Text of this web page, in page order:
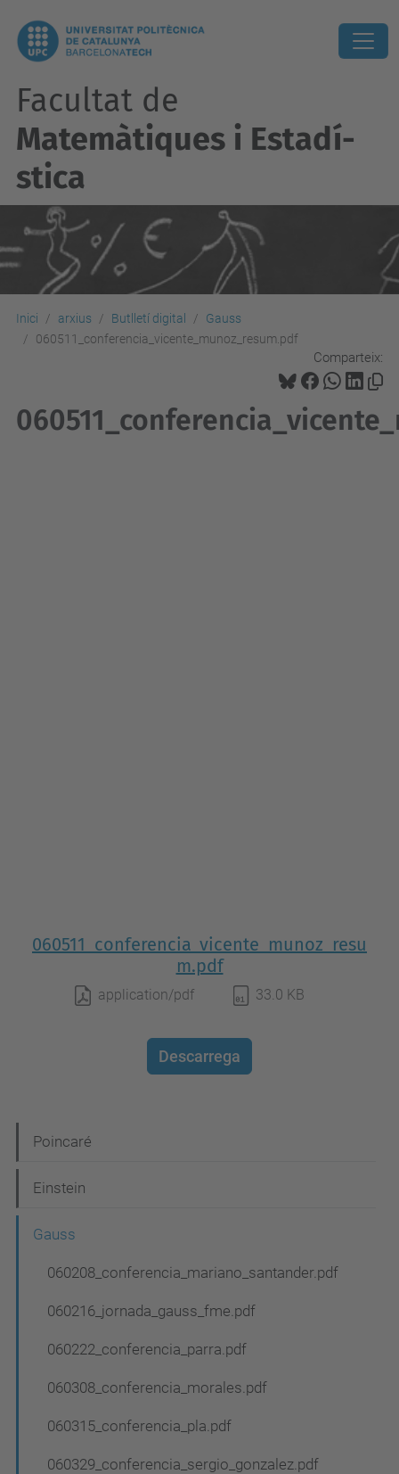
Facultat de
Matemàtiques i Estadí­
stica
Inici arxius Butlletí digital
Gauss
060511_conferencia_vicente_munoz_resum.pdf
Comparteix:
060511_conferencia_vicente_munoz_resu
m.pdf
application/pdf 33.0 KB
Descarrega
a
v
Poincaré
Einstein
Gauss
060208_conferencia_mariano_santander.pdf
060216_jornada_gauss_fme.pdf
060222_conferencia_parra.pdf
060308_conferencia_morales.pdf
060315_conferencia_pla.pdf
060329_conferencia_sergio_gonzalez.pdf